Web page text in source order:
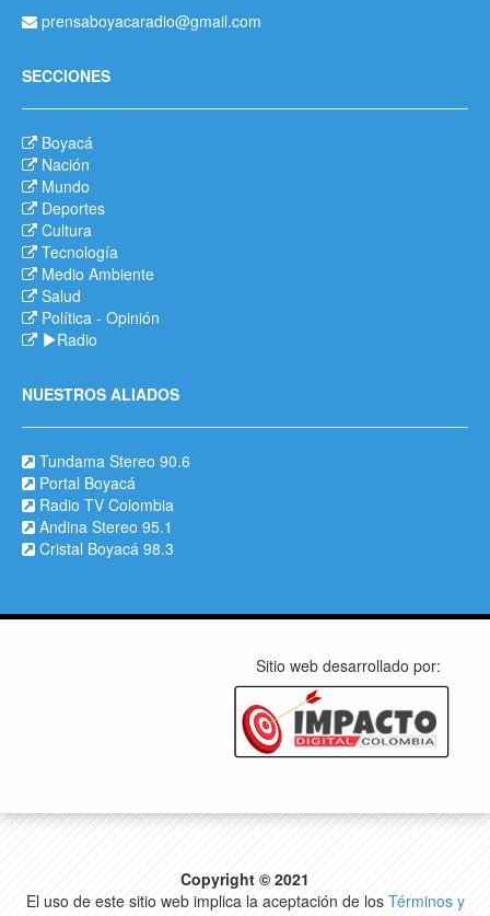
prensaboyacaradio@gmail.com
SECCIONES
Boyacá
Nación
Mundo
Deportes
Cultura
Tecnología
Medio Ambiente
Salud
Política - Opinión
Radio
NUESTROS ALIADOS
Tundama Stereo 90.6
Portal Boyacá
Radio TV Colombia
Andina Stereo 95.1
Cristal Boyacá 98.3
Sitio web desarrollado por:
Copyright © 2021
El uso de este sitio web implica la aceptación de los Términos y